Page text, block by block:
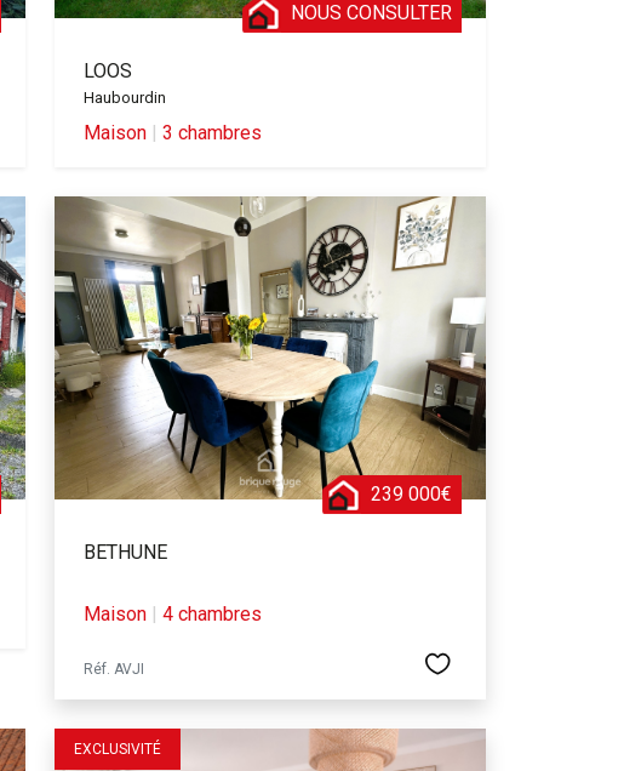
NOUS CONSULTER
LOOS
Haubourdin
Maison | 3 chambres
239 000€
BETHUNE
Maison | 4 chambres
Réf. AVJI
EXCLUSIVITÉ